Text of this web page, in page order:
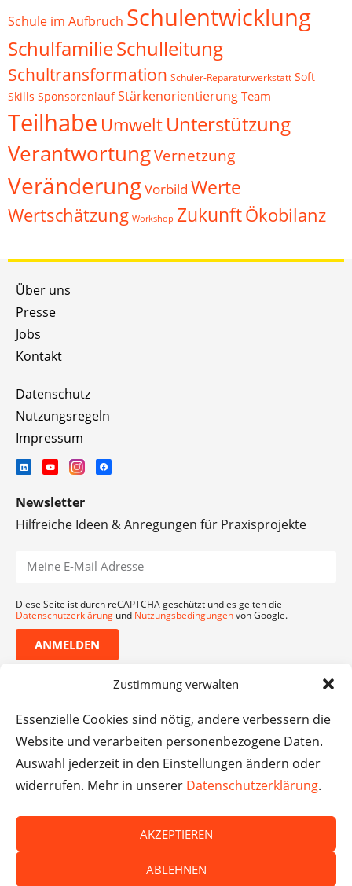
Zustimmung verwalten
Essenzielle Cookies sind nötig, andere verbessern die
Website und verarbeiten personenbezogene Daten.
Auswahl jederzeit in den Einstellungen ändern oder
widerrufen. Mehr in unserer Datenschutzerklärung.
AKZEPTIEREN
ABLEHNEN
Schule im Aufbruch Schulentwicklung
SchulfamilieSchulleitung
Schultransformation Schüler-Reparaturwerkstatt Soft
Skills Sponsorenlauf Stärkenorientierung Team
Teilhabe Umwelt Unterstützung
VerantwortungVernetzung
VeränderungVorbild Werte
Wertschätzung Workshop ZukunftÖkobilanz
Über uns
Presse
Jobs
Kontakt
Datenschutz
Nutzungsregeln
Impressum
Newsletter
Hilfreiche Ideen & Anregungen für Praxisprojekte
Diese Seite ist durch reCAPTCHA geschützt und es gelten die
Datenschutzerklärung und Nutzungsbedingungenvon Google.
ANMELDEN
nicht für die Inhalte externer Websites.